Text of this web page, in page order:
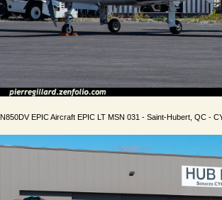
N850DV EPIC Aircraft EPIC LT MSN 031 - Saint-Hubert, QC -